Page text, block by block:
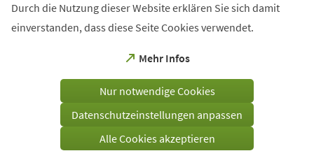
Durch die Nutzung dieser Website erklären Sie sich damit
einverstanden, dass diese Seite Cookies verwendet.
Mehr Infos
(Öffnet
einem
Tab)
Nur notwendige Cookies
Datenschutzeinstellungen anpassen
Alle Cookies akzeptieren